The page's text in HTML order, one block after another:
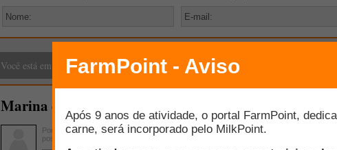
Você está em: Seu Espaço> Espaço Aberto
Marina e o agronegócio
Por
Marcos Sawaya Jank
postado em 02/09/2014